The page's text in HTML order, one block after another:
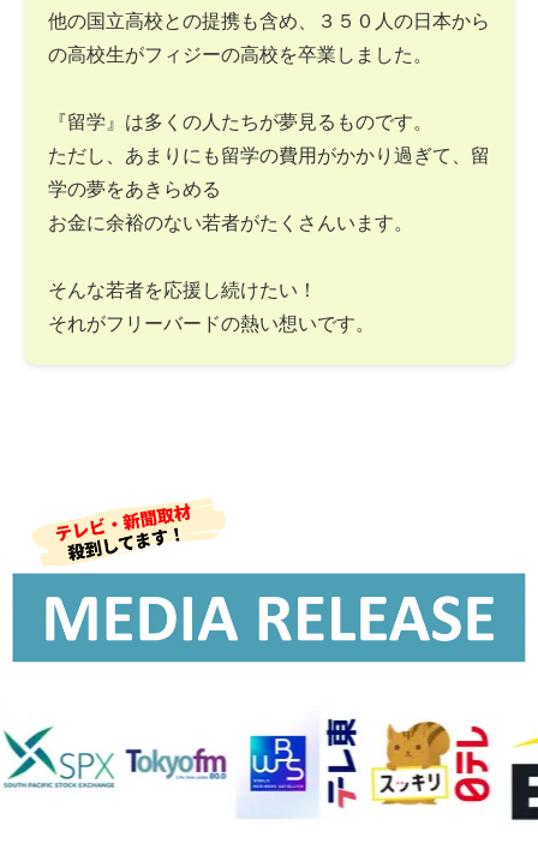
他の国立高校との提携も含め、３５０人の日本から
の高校生がフィジーの高校を卒業しました。
『留学』は多くの人たちが夢見るものです。
ただし、あまりにも留学の費用がかかり過ぎて、留
学の夢をあきらめる
お金に余裕のない若者がたくさんいます。
そんな若者を応援し続けたい！
それがフリーバードの熱い想いです。